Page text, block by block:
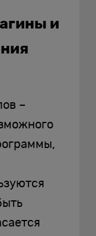
и
–